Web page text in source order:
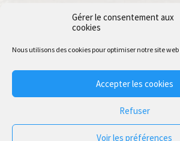
Gérer le consentement aux
cookies
Nous utilisons des cookies pour optimiser notre site
Accepter les cookies
Refuser
Voir les préférences